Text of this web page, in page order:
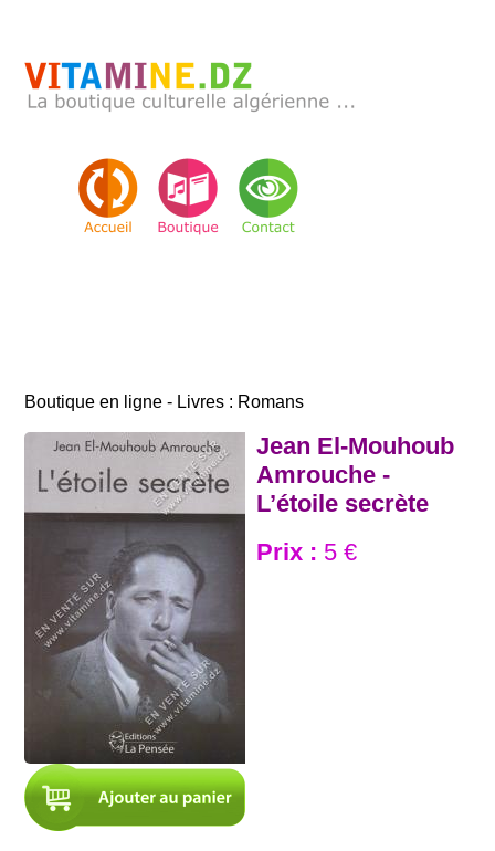
Boutique en ligne - Livres : Romans
Jean El-Mouhoub
Amrouche -
L’étoile secrète
Prix : 5 €